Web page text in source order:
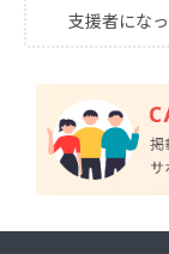
支援者にな